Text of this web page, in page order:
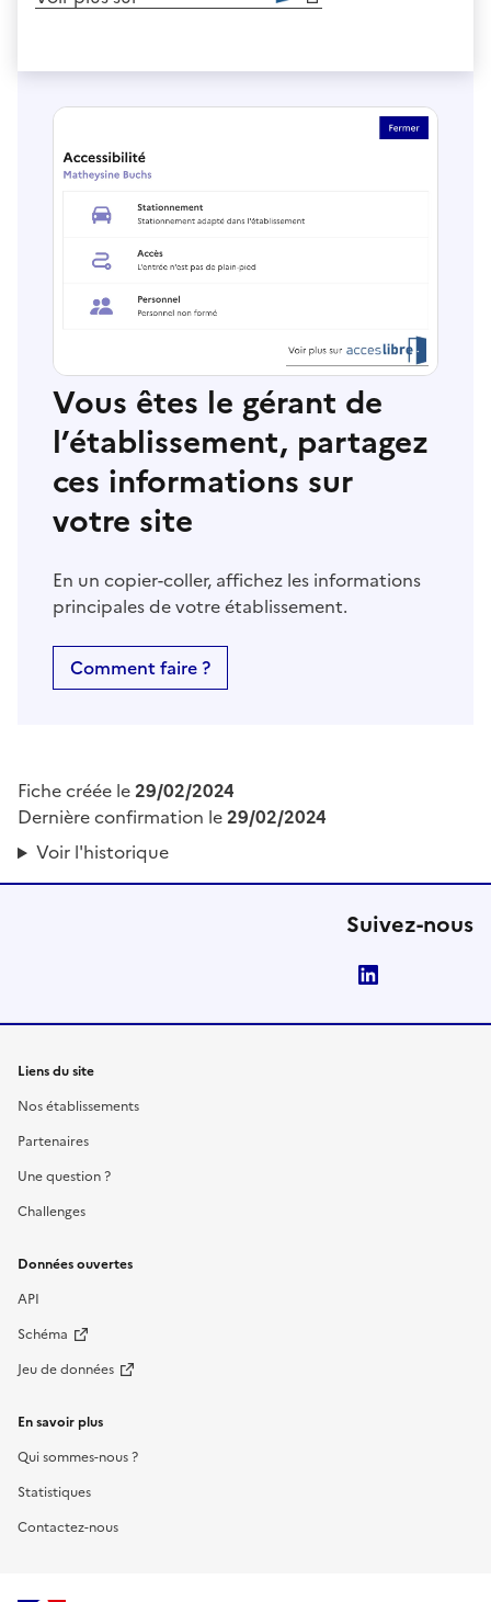
Vous êtes le gérant de
l’établissement, partagez
ces informations sur
votre site
En un copier-coller, affichez les informations
principales de votre établissement.
Comment faire ?
Fiche créée le29/02/2024
Dernière confirmation le29/02/2024
Voir l'historique
Suivez-nous
Liens du site
Nos établissements
Partenaires
Une question ?
Challenges
Données ouvertes
API
Schéma
Jeu de données
En savoir plus
Qui sommes-nous ?
Statistiques
Contactez-nous